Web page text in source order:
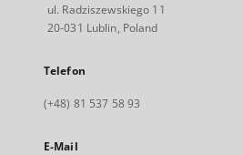
ul. Radziszewskiego 11
20-031 Lublin, Poland
Telefon
(+48) 81 537 58 93
E-Mail